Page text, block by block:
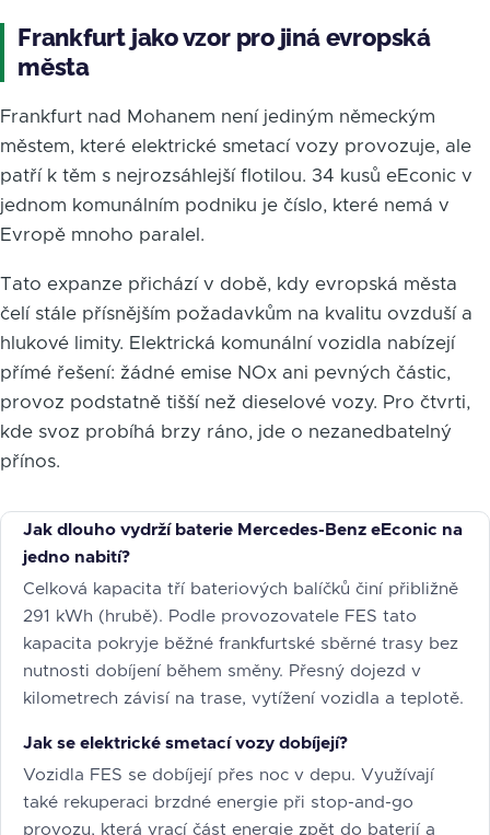
Frankfurt jako vzor pro jiná evropská
města
Frankfurt nad Mohanem není jediným německým
městem, které elektrické smetací vozy provozuje, ale
patří k těm s nejrozsáhlejší flotilou. 34 kusů eEconic v
jednom komunálním podniku je číslo, které nemá v
Evropě mnoho paralel.
Tato expanze přichází v době, kdy evropská města
čelí stále přísnějším požadavkům na kvalitu ovzduší a
hlukové limity. Elektrická komunální vozidla nabízejí
přímé řešení: žádné emise NOx ani pevných částic,
provoz podstatně tišší než dieselové vozy. Pro čtvrti,
kde svoz probíhá brzy ráno, jde o nezanedbatelný
přínos.
Jak dlouho vydrží baterie Mercedes-Benz eEconic na
jedno nabití?
Celková kapacita tří bateriových balíčků činí přibližně
291 kWh (hrubě). Podle provozovatele FES tato
kapacita pokryje běžné frankfurtské sběrné trasy bez
nutnosti dobíjení během směny. Přesný dojezd v
kilometrech závisí na trase, vytížení vozidla a teplotě.
Jak se elektrické smetací vozy dobíjejí?
Vozidla FES se dobíjejí přes noc v depu. Využívají
také rekuperaci brzdné energie při stop-and-go
provozu, která vrací část energie zpět do baterií a